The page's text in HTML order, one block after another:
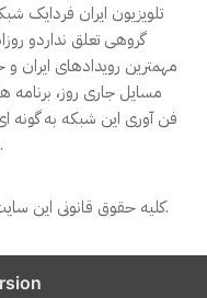
تلویزیون ایران
گروهی تعلق نداردو
مسایل جاری روز،
فن آوری این شبکه به گونه
را، بویژه از میان جوانان، به خود جذب کنند.
کلیه حقوق قانونی این سایت متعلق به شبکه تلویزیون ایران فردا است.